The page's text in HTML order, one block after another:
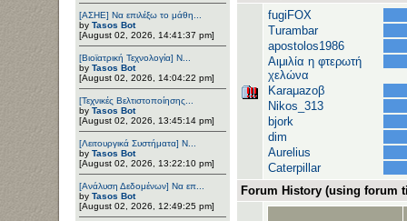
[ΑΣΗΕ] Να επιλέξω το μάθη...
by Tasos Bot
[August 02, 2026, 14:41:37 pm]
[Βιοϊατρική Τεχνολογία] Ν...
by Tasos Bot
[August 02, 2026, 14:04:22 pm]
[Τεχνικές Βελτιστοποίησης...
by Tasos Bot
[August 02, 2026, 13:45:14 pm]
[Λειτουργικά Συστήματα] Ν...
by Tasos Bot
[August 02, 2026, 13:22:10 pm]
[Ανάλυση Δεδομένων] Να επ...
by Tasos Bot
[August 02, 2026, 12:49:25 pm]
fugiFOX
Turambar
apostolos1986
Αιμιλία η φτερωτή
χελώνα
Karaμazoβ
Nikos_313
bjork
dim
Aurelius
Caterpillar
Forum History (using forum